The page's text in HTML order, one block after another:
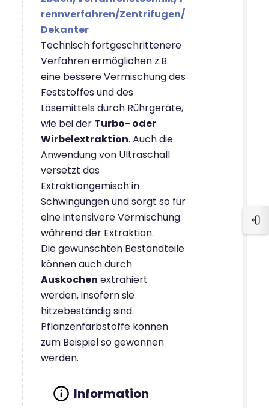
rennverfahren/Zentrifugen/
Dekanter
Technisch fortgeschrittenere
Verfahren ermöglichen z.B.
eine bessere Vermischung des
Feststoffes und des
Lösemittels durch Rührgeräte,
wie bei der Turbo- oder
Wirbelextraktion. Auch die
Anwendung von Ultraschall
versetzt das
Extraktiongemisch in
Schwingungen und sorgt so für
eine intensivere Vermischung
während der Extraktion.
Die gewünschten Bestandteile
können auch durch
Auskochen extrahiert
werden, insofern sie
hitzebeständig sind.
Pflanzenfarbstoffe können
zum Beispiel so gewonnen
werden.